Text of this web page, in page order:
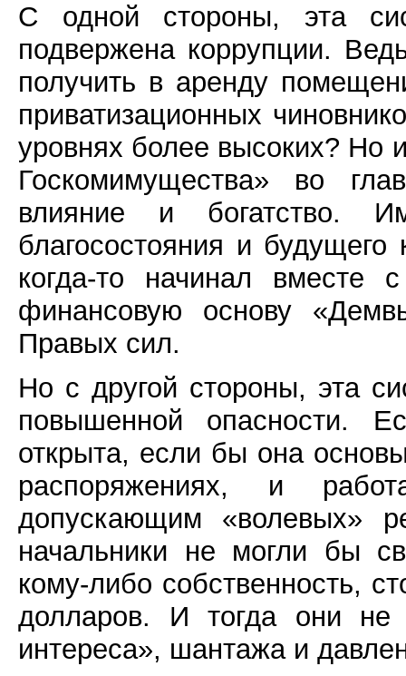
С одной стороны, эта
подвержена коррупции.
получить в аренду
приватизационных
уровнях более высоких? Но
Госкомимущества» во
влияние и богатство.
благосостояния и будущего
когда-то начинал вместе
финансовую основу
Правых сил.
Но с другой стороны, эта
повышенной опасности.
открыта, если бы она
распоряжениях, и
допускающим «волевых»
начальники не могли бы
кому-либо собственность,
долларов. И тогда они не
интереса», шантажа и